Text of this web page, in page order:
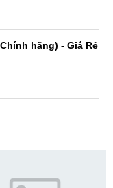
hãng) - Giá Rẻ